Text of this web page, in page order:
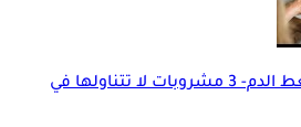
ممنوعات ارتفاع ضغط الدم- 3 مشروبات لا تتناولها في